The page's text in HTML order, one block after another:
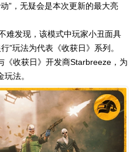
”，无疑会是本次更新的最大亮
难发现，该模式中玩家小丑面具
”玩法为代表《收获日》系列。
《收获日》开发商Starbreeze，为
法。